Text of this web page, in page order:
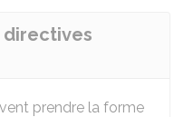
directives
prendre la forme